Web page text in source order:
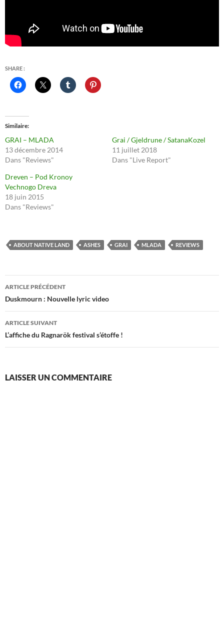
SHARE :
Similaire
GRAI – MLADA
13 décembre 2014
Dans "Reviews"
Grai / Gjeldrune / SatanaKozel
11 juillet 2018
Dans "Live Report"
Dreven – Pod Kronoy
Vechnogo Dreva
18 juin 2015
Dans "Reviews"
ABOUT NATIVE LAND ASHES GRAI MLADA REVIEWS
Navigation
des
articles
ARTICLE PRÉCÉDENT
Duskmourn : Nouvelle lyric video
ARTICLE SUIVANT
L’affiche du Ragnarök festival s’étoffe !
LAISSER UN COMMENTAIRE